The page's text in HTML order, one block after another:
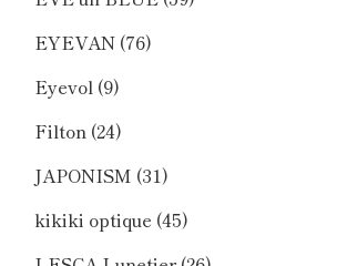
EYEVAN (76)
Eyevol (9)
Filton (24)
JAPONISM (31)
kikiki optique (45)